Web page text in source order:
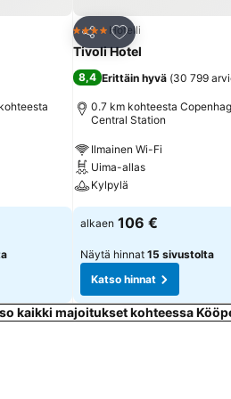
Jaa
Lisää suosikkeihin
4 Tähtiluokitus
Hotelli
Tivoli Hotel
8,4 Erittäin hyvä (30 799
0.7 km kohteesta
Central Station
Ilmainen Wi-Fi
Uima-allas
Kylpylä
alkaen 106 €
Näytä hinnat 15 sivustolta
Katso hinnat
kaikki majoitukset kohteessa